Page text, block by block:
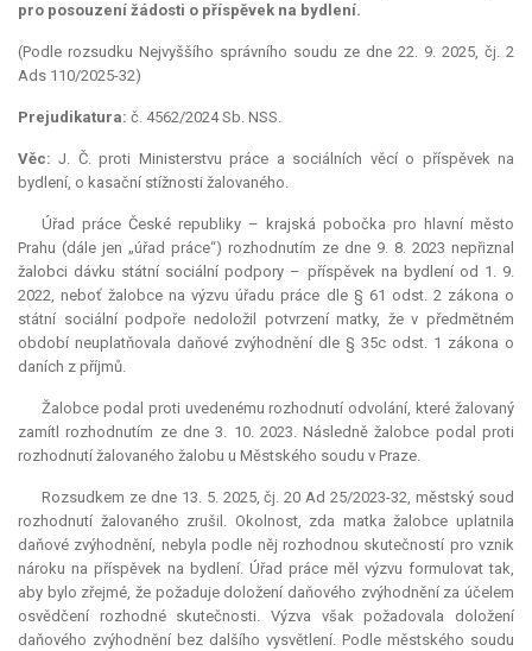
pro posouzení žádosti o příspěvek na bydlení.
(Podle rozsudku Nejvyššího správního soudu ze dne 22. 9. 2025, čj. 2
Ads 110/2025-32)
Prejudikatura: č. 4562/2024 Sb. NSS.
Věc: J. Č. proti Ministerstvu práce a sociálních věcí o příspěvek na
bydlení, o kasační stížnosti žalovaného.
Úřad práce České republiky – krajská pobočka pro hlavní město
Prahu (dále jen „úřad práce“) rozhodnutím ze dne 9. 8. 2023 nepřiznal
žalobci dávku státní sociální podpory – příspěvek na bydlení od 1. 9.
2022, neboť žalobce na výzvu úřadu práce dle § 61 odst. 2 zákona o
státní sociální podpoře nedoložil potvrzení matky, že v předmětném
období neuplatňovala daňové zvýhodnění dle § 35c odst. 1 zákona o
daních z příjmů.
Žalobce podal proti uvedenému rozhodnutí odvolání, které žalovaný
zamítl rozhodnutím ze dne 3. 10. 2023. Následně žalobce podal proti
rozhodnutí žalovaného žalobu u Městského soudu v Praze.
Rozsudkem ze dne 13. 5. 2025, čj. 20 Ad 25/2023-32, městský soud
rozhodnutí žalovaného zrušil. Okolnost, zda matka žalobce uplatnila
daňové zvýhodnění, nebyla podle něj rozhodnou skutečností pro vznik
nároku na příspěvek na bydlení. Úřad práce měl výzvu formulovat tak,
aby bylo zřejmé, že požaduje doložení daňového zvýhodnění za účelem
osvědčení rozhodné skutečnosti. Výzva však požadovala doložení
daňového zvýhodnění bez dalšího vysvětlení. Podle městského soudu